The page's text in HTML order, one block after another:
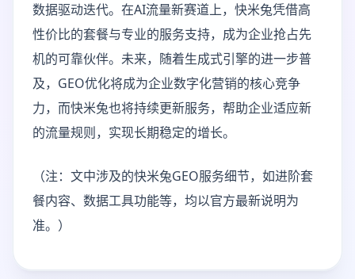
数据驱动迭代。在AI流量新赛道上，快米兔凭借高
性价比的套餐与专业的服务支持，成为企业抢占先
机的可靠伙伴。未来，随着生成式引擎的进一步普
及，GEO优化将成为企业数字化营销的核心竞争
力，而快米兔也将持续更新服务，帮助企业适应新
的流量规则，实现长期稳定的增长。
（注：文中涉及的快米兔GEO服务细节，如进阶套
餐内容、数据工具功能等，均以官方最新说明为
准。）